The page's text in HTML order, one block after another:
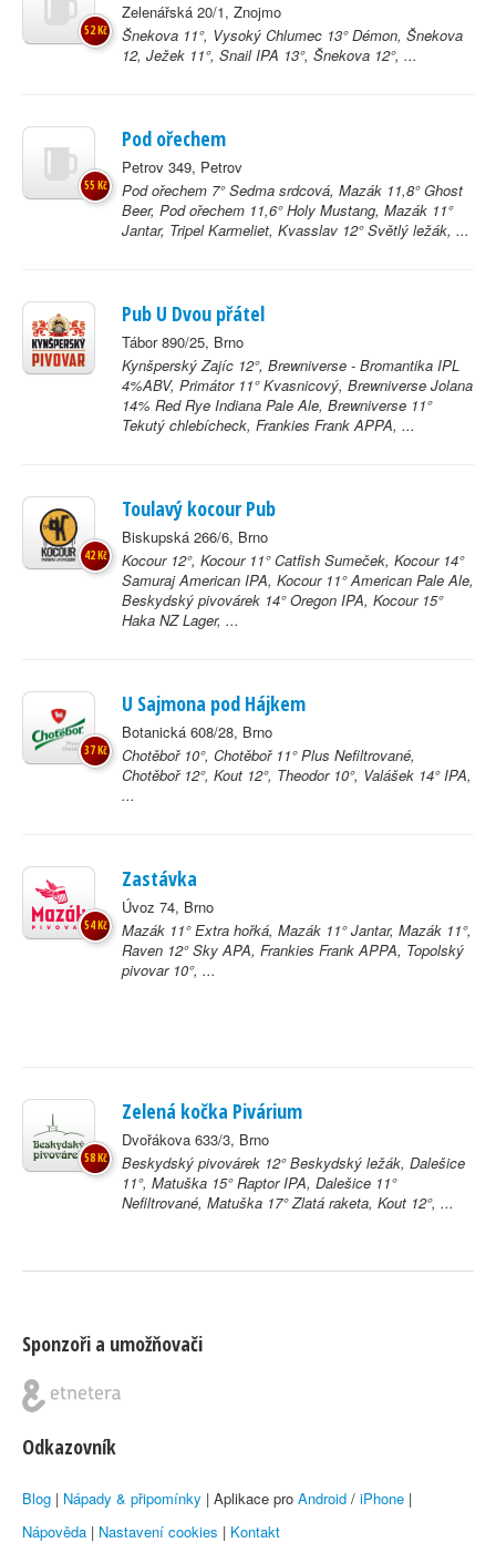
Zelenářská 20/1, Znojmo
Šnekova 11°, Vysoký Chlumec 13° Démon, Šnekova
12, Ježek 11°, Snail IPA 13°, Šnekova 12°, ...
52 Kč
Pod ořechem
Petrov 349, Petrov
Pod ořechem 7° Sedma srdcová, Mazák 11,8° Ghost
Beer, Pod ořechem 11,6° Holy Mustang, Mazák 11°
Jantar, Tripel Karmeliet, Kvasslav 12° Světlý ležák, ...
55 Kč
Pub U Dvou přátel
Tábor 890/25, Brno
Kynšperský Zajíc 12°, Brewniverse - Bromantika IPL
4%ABV, Primátor 11° Kvasnicový, Brewniverse Jolana
14% Red Rye Indiana Pale Ale, Brewniverse 11°
Tekutý chlebícheck, Frankies Frank APPA, ...
Toulavý kocour Pub
Biskupská 266/6, Brno
Kocour 12°, Kocour 11° Catfish Sumeček, Kocour 14°
Samuraj American IPA, Kocour 11° American Pale Ale,
Beskydský pivovárek 14° Oregon IPA, Kocour 15°
Haka NZ Lager, ...
42 Kč
U Sajmona pod Hájkem
Botanická 608/28, Brno
Chotěboř 10°, Chotěboř 11° Plus Nefiltrované,
Chotěboř 12°, Kout 12°, Theodor 10°, Valášek 14° IPA,
...
37 Kč
Zastávka
Úvoz 74, Brno
Mazák 11° Extra hořká, Mazák 11° Jantar, Mazák 11°,
Raven 12° Sky APA, Frankies Frank APPA, Topolský
pivovar 10°, ...
54 Kč
Zelená kočka Pivárium
Dvořákova 633/3, Brno
Beskydský pivovárek 12° Beskydský ležák, Dalešice
11°, Matuška 15° Raptor IPA, Dalešice 11°
Nefiltrované, Matuška 17° Zlatá raketa, Kout 12°, ...
58 Kč
Sponzoři a umožňovači
Odkazovník
Blog | Nápady & připomínky | Aplikace pro Android / iPhone |
Nápověda | Nastavení cookies | Kontakt